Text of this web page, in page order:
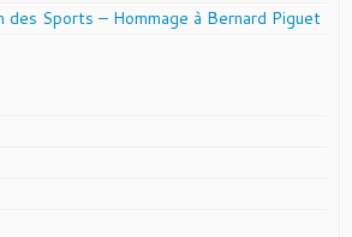
des Sports – Hommage à Bernard Piguet